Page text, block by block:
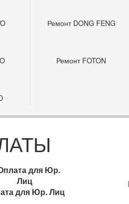
3
2
5
2
0,8
2
1,5
Ремонт DONG FENG
Ремонт FOTON
для Юр. Лиц